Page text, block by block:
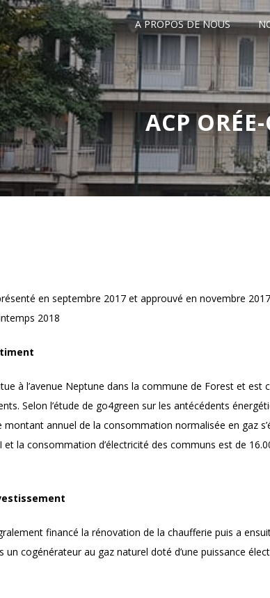
A PROPOS DE NOUS
ACP
en septembre 2017 et approuvé en novembre
2018
à l’avenue Neptune dans la commune de Forest et est
Selon l’étude de go4green sur les antécédents
annuel de la consommation normalisée en gaz
et la consommation d’électricité des communs est de
financé la rénovation de la chaufferie puis a
un cogénérateur au gaz naturel doté d’une puissance